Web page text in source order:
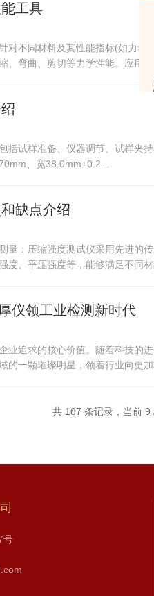
工具
对不同材料及其性能指标(如力
、弯曲、剪切等力学性能。应用
括试样准备、仪器调节、试样夹
、宽38.0mm±0.2...
缺点介绍
量：压缩强度测试仪采用先进的
度、平压强度等，能够满足不同材
仪领工业检测新时代
业追求的核心价值。随着科技的
的一颗璀璨明星，领着行业向更加
共 187 条记录，当前 9
号